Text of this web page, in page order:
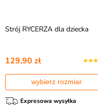
Strój RYCERZA dla dziecka
129,90 zł
wybierz rozmiar
Expresowa wysyłka